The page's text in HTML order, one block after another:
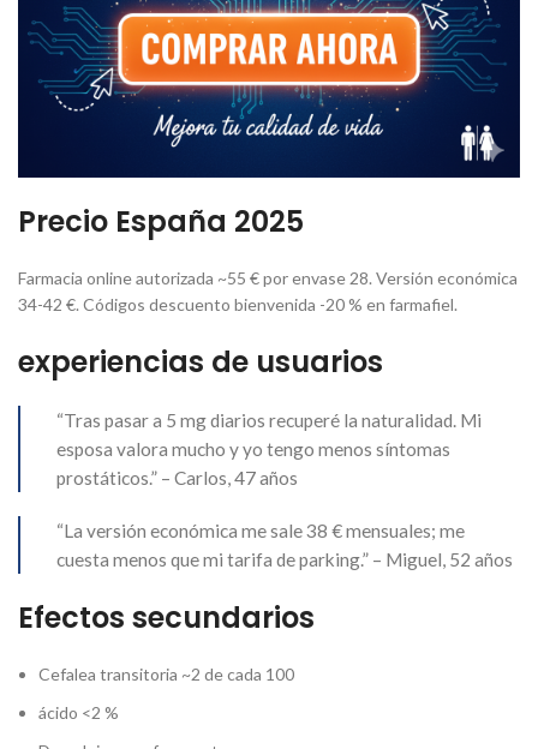
Precio España 2025
Farmacia online autorizada ~55 € por envase 28. Versión económica
34-42 €. Códigos descuento bienvenida -20 % en farmafiel.
experiencias de usuarios
“Tras pasar a 5 mg diarios recuperé la naturalidad. Mi
esposa valora mucho y yo tengo menos síntomas
prostáticos.” – Carlos, 47 años
“La versión económica me sale 38 € mensuales; me
cuesta menos que mi tarifa de parking.” – Miguel, 52 años
Efectos secundarios
Cefalea transitoria ~2 de cada 100
ácido <2 %